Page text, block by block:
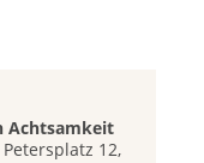
Achtsamkeit
12,